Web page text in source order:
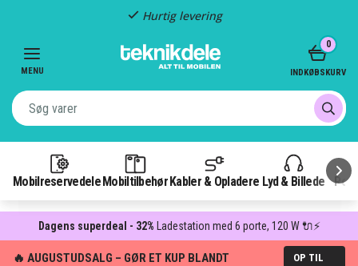
MENU
Mobilreservedele Mobiltilbehør Kabler & Opladere Lyd & Billede
0
INDKØBSKURV
Dagens superdeal - 32% Ladestation med 6 porte, 120 W 🔌⚡
🔥 AUGUSTUDSALG – GØR ET KUP BLANDT
OP TIL